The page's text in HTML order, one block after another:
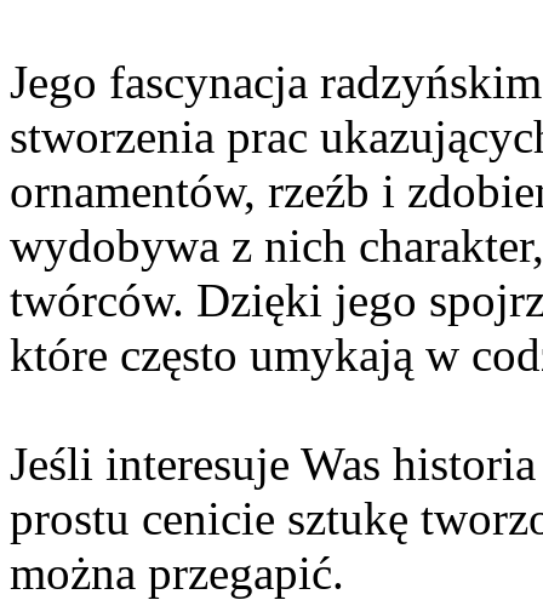
Jego fascynacja
stworzenia prac
ornamentów, rzeźb i
wydobywa z nich
twórców. Dzięki jego
które często umykają w
Jeśli interesuje Was
prostu cenicie sztukę
można przegapić.